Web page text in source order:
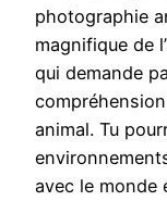
photographie
magnifique de
qui demande
animal. Tu
avec le monde